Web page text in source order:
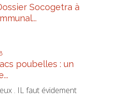
Socogetra à
poubelles : un
. IL faut évidement